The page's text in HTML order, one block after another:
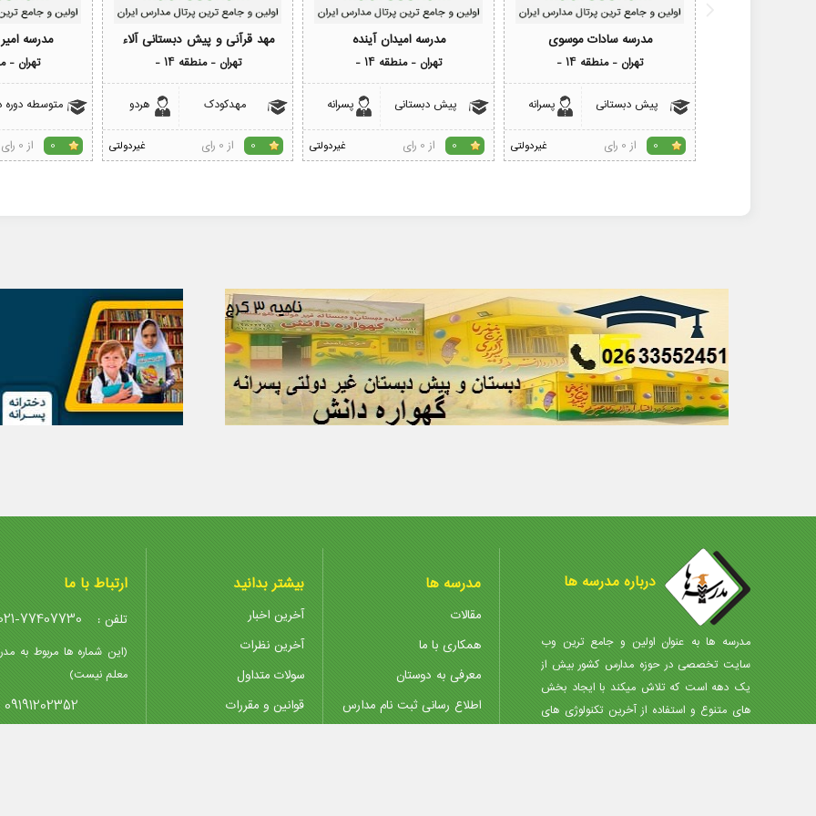
مدرسه سادات موسوی
تهران - منطقه 14 -
پیش دبستانی پسرانه
غیردولتی 0 از 0 رای
مدرسه امیدان آینده
تهران - منطقه 14 -
پیش دبستانی پسرانه
غیردولتی 0 از 0 رای
مهد قرآنی و پیش دبستانی آلاء
تهران - منطقه 14 -
مهدکودک هردو
غیردولتی 0 از 0 رای
مدرسه
تهران -
متوسطه دوره
0 از 0 رای
درباره مدرسه ها
مدرسه ها به عنوان اولین و جامع ترین وب
سایت تخصصی در حوزه مدارس کشور بیش از
یک دهه است که تلاش میکند با ایجاد بخش
های متنوع و استفاده از آخرین تکنولوژی های
مدرسه ها
مقالات
همکاری با ما
معرفی به دوستان
اطلاع رسانی ثبت نام مدارس
بیشتر بدانید
آخرین اخبار
آخرین نظرات
سولات متداول
قوانین و مقررات
ارتباط با ما
تلفن : 77407730
(این شماره ها مربوط به
معلم نیست)
09191202352